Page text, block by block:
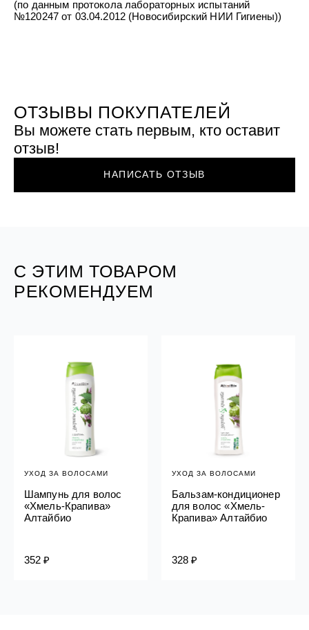
(по данным протокола лабораторных испытаний
№120247 от 03.04.2012 (Новосибирский НИИ Гигиены))
ОТЗЫВЫ ПОКУПАТЕЛЕЙ
Вы можете стать первым, кто оставит
отзыв!
НАПИСАТЬ ОТЗЫВ
С ЭТИМ ТОВАРОМ
РЕКОМЕНДУЕМ
УХОД ЗА ВОЛОСАМИ
Шампунь для волос
«Хмель-Крапива»
Алтайбио
352 ₽
УХОД ЗА ВОЛОСАМИ
Бальзам-кондиционер
для волос «Хмель-
Крапива» Алтайбио
328 ₽